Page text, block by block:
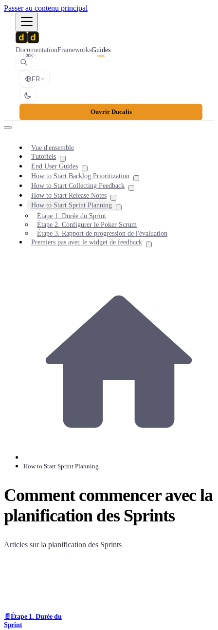
Passer au contenu principal
DocumentationFrameworksGuides
⌘K
FR
Ouvrir Ducalis
Vue d'ensemble
Tutoriels
End User Guides
How to Start Backlog Prioritization
How to Start Collecting Feedback
How to Start Release Notes
How to Start Sprint Planning
Étape 1. Durée du Sprint
Étape 2. Configurer le Poker Scrum
Étape 3. Rapport de progression de l'évaluation
Premiers pas avec le widget de feedback
How to Start Sprint Planning
Comment commencer avec la
planification des Sprints
Articles sur la planification des Sprints
📄️ Étape 1. Durée du
Sprint